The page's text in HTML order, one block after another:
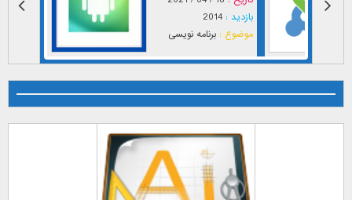
بازدید : 2014
موضوع : برنامه نویسی